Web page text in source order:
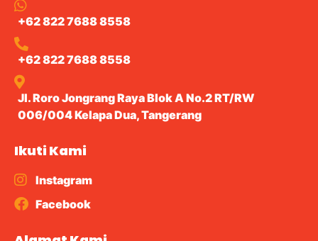
+62 822 7688 8558
+62 822 7688 8558
Jl. Roro Jongrang Raya Blok A No.2 RT/RW
006/004 Kelapa Dua, Tangerang
Ikuti Kami
Instagram
Facebook